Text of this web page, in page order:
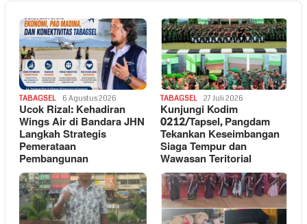
TABAGSEL 6 Agustus 2026
Ucok Rizal: Kehadiran
Wings Air di Bandara JHN
Langkah Strategis
Pemerataan
Pembangunan
TABAGSEL 27 Juli 2026
Kunjungi Kodim
0212/Tapsel, Pangdam
Tekankan Keseimbangan
Siaga Tempur dan
Wawasan Teritorial